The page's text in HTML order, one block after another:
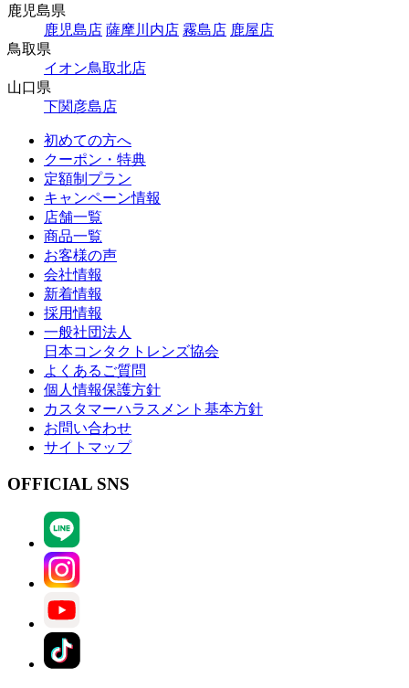
鹿児島県
鹿児島店 薩摩川内店 霧島店 鹿屋店
鳥取県
イオン鳥取北店
山口県
下関彦島店
初めての方へ
クーポン・特典
定額制プラン
キャンペーン情報
店舗一覧
商品一覧
お客様の声
会社情報
新着情報
採用情報
一般社団法人
日本コンタクトレンズ協会
よくあるご質問
個人情報保護方針
カスタマーハラスメント基本方針
お問い合わせ
サイトマップ
OFFICIAL SNS